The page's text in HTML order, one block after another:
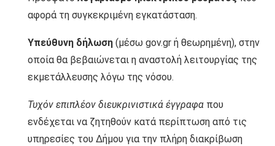
αφορά τη συγκεκριμένη εγκατάσταση.
Υπεύθυνη δήλωση (μέσω gov.gr ή θεωρημένη), στην
οποία θα βεβαιώνεται η αναστολή λειτουργίας της
εκμετάλλευσης λόγω της νόσου.
Τυχόν επιπλέον διευκρινιστικά έγγραφα που
ενδέχεται να ζητηθούν κατά περίπτωση από τις
υπηρεσίες του Δήμου για την πλήρη διακρίβωση